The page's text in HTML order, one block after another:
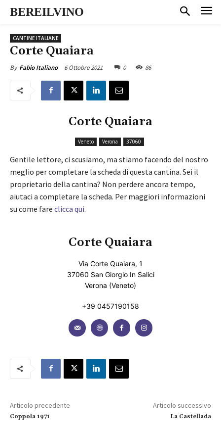
BEREILVINO
CANTINE ITALIANE
Corte Quaiara
By Fabio Italiano 6 Ottobre 2021 0 86
Corte Quaiara
Veneto Verona 37060
Gentile lettore, ci scusiamo, ma stiamo facendo del nostro
meglio per completare la scheda di questa cantina. Sei il
proprietario della cantina? Non perdere ancora tempo,
aiutaci a completare la scheda. Per maggiori informazioni
su come fare clicca qui.
Corte Quaiara
Via Corte Quaiara, 1
37060 San Giorgio In Salici
Verona (Veneto)
+39 0457190158
Articolo precedente
Coppola 1971
Articolo successivo
La Castellada